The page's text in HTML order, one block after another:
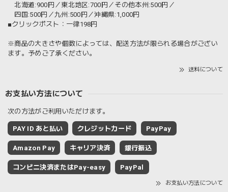
北海道:900円／東北地区:700円／その他本州:500円／
四国:500円／九州:500円／沖縄県:1,000円
■クリックポスト：一律198円
※商品の大きさや個数によっては、配送方法が限られる場合がござい
ます。予めご了承ください。
送料について
お支払い方法について
次の方法がご利用いただけます。
PAY ID あと払い クレジットカード PayPay
Amazon Pay キャリア決済 銀行振込
コンビニ決済またはPay-easy PayPal
お支払い方法について